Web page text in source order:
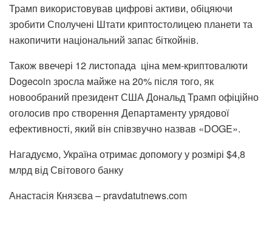
Трамп використовував цифрові активи, обіцяючи
зробити Сполучені Штати криптостолицею планети та
накопичити національний запас біткойнів.
Також ввечері 12 листопада ціна мем-криптовалюти
Dogecoin зросла майже на 20% після того, як
новообраний президент США Дональд Трамп офіційно
оголосив про створення Департаменту урядової
ефективності, який він співзвучно назвав «DOGE».
Нагадуємо, Україна отримає допомогу у розмірі $4,8
млрд від Світового банку
Анастасія Князєва – pravdatutnews.com